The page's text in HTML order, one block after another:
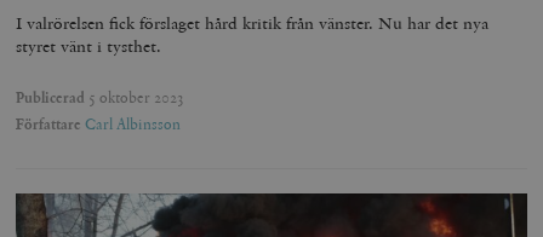
I valrörelsen fick förslaget hård kritik från vänster. Nu har det nya
styret vänt i tysthet.
Publicerad 5 oktober 2023
Författare Carl Albinsson